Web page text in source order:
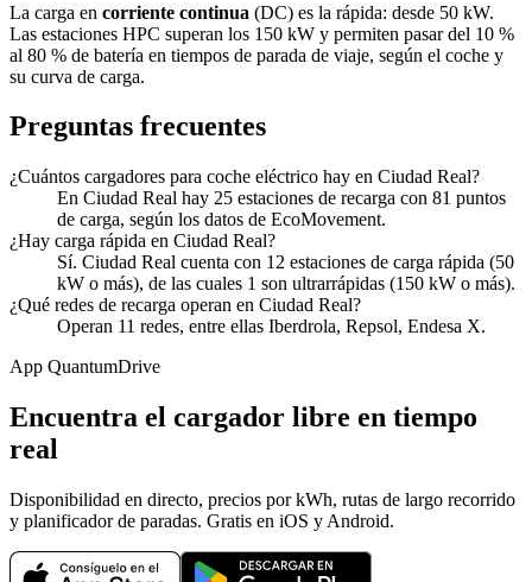
La carga en corriente continua (DC) es la rápida: desde 50 kW.
Las estaciones HPC superan los 150 kW y permiten pasar del 10 %
al 80 % de batería en tiempos de parada de viaje, según el coche y
su curva de carga.
Preguntas frecuentes
¿Cuántos cargadores para coche eléctrico hay en Ciudad Real?
En Ciudad Real hay 25 estaciones de recarga con 81 puntos
de carga, según los datos de EcoMovement.
¿Hay carga rápida en Ciudad Real?
Sí. Ciudad Real cuenta con 12 estaciones de carga rápida (50
kW o más), de las cuales 1 son ultrarrápidas (150 kW o más).
¿Qué redes de recarga operan en Ciudad Real?
Operan 11 redes, entre ellas Iberdrola, Repsol, Endesa X.
App QuantumDrive
Encuentra el cargador libre en tiempo
real
Disponibilidad en directo, precios por kWh, rutas de largo recorrido
y planificador de paradas. Gratis en iOS y Android.